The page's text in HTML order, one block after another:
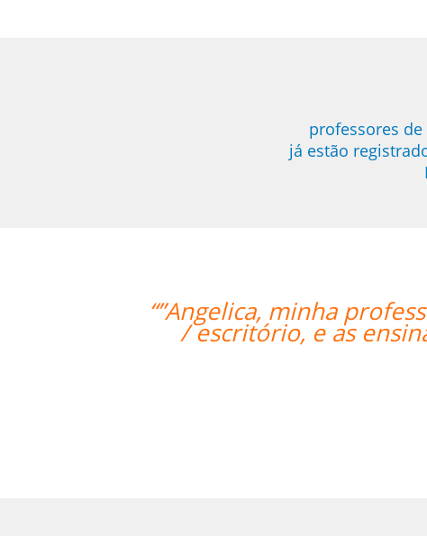
professores
já estão
fez um bom trabalho
de uma forma prática e
geral.””
Curso de Alemão em Portland, Mecatrônica (TP /